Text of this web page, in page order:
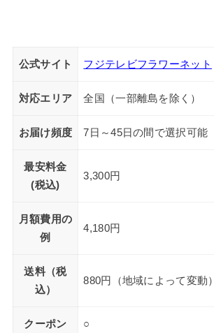
公式サイト フジテレビフラワーネット
対応エリア 全国（一部離島を除く）
お届け頻度 7日～45日の間で選択可能
最安料金
(税込)
3,300円
月額費用の
例
4,180円
送料（税
込）
880円（地域によって変動）
クーポン ○